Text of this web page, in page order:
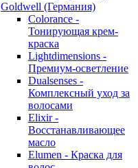
Goldwell (Германия)
Colorance -
Тонирующая крем-
краска
Lightdimensions -
Премиум-осветление
Dualsenses -
Комплексный уход за
волосами
Elixir -
Восстанавливающее
масло
Elumen - Краска для